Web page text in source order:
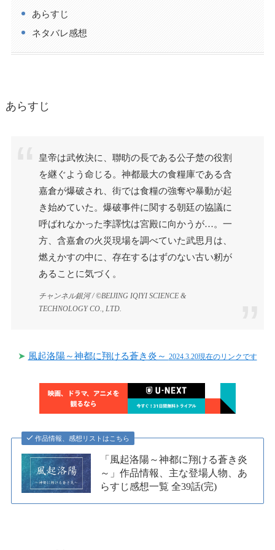
あらすじ
ネタバレ感想
あらすじ
皇帝は武攸決に、聯昉の長である公子楚の役割
を継ぐよう命じる。神都最大の食糧庫である含
嘉倉が爆破され、街では食糧の強奪や暴動が起
き始めていた。爆破事件に関する朝廷の協議に
呼ばれなかった李譯忱は宮殿に向かうが…。一
方、含嘉倉の火災現場を調べていた武思月は、
燃えかすの中に、存在するはずのない古い籾が
あることに気づく。
チャンネル銀河 / ©BEIJING IQIYI SCIENCE &
TECHNOLOGY CO., LTD.
➤ 風起洛陽～神都に翔ける蒼き炎～ 2024.3.20現在のリンクです
作品情報、感想リストはこちら
「風起洛陽～神都に翔ける蒼き炎
～」作品情報、主な登場人物、あ
らすじ感想一覧 全39話(完)